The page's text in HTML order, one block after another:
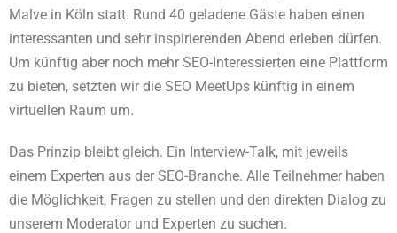
Malve in Köln statt. Rund 40 geladene Gäste haben einen
interessanten und sehr inspirierenden Abend erleben dürfen.
Um künftig aber noch mehr SEO-Interessierten eine Plattform
zu bieten, setzten wir die SEO MeetUps künftig in einem
virtuellen Raum um.
Das Prinzip bleibt gleich. Ein Interview-Talk, mit jeweils
einem Experten aus der SEO-Branche. Alle Teilnehmer haben
die Möglichkeit, Fragen zu stellen und den direkten Dialog zu
unserem Moderator und Experten zu suchen.